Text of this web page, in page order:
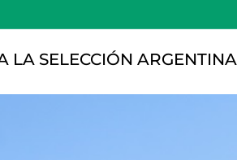
LA SELECCIÓN ARGENTINA